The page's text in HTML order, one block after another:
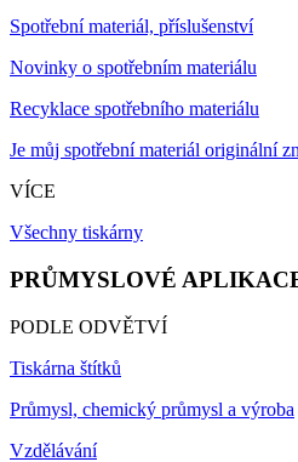
Spotřební materiál, příslušenství
Novinky o spotřebním materiálu
Recyklace spotřebního materiálu
Je můj spotřební materiál originální
VÍCE
Všechny tiskárny
PRŮMYSLOVÉ
PODLE ODVĚTVÍ
Tiskárna štítků
Průmysl, chemický průmysl a výroba
Vzdělávání